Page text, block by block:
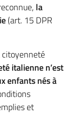
la
(art. 15 DPR
citoyenneté
italienne n’est
enfants nés à
et